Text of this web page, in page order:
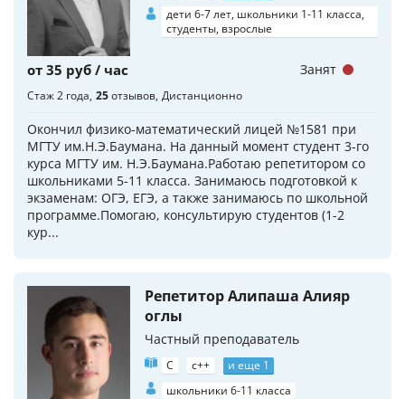
дети 6-7 лет, школьники 1-11 класса,
студенты, взрослые
от 35 руб / час
Стаж 2 года 25отзывов Дистанционно
Окончил физико-математический лицей №1581 при
МГТУ им.Н.Э.Баумана. На данный момент студент 3-го
курса МГТУ им. Н.Э.Баумана.Работаю репетитором со
школьниками 5-11 класса. Занимаюсь подготовкой к
экзаменам: ОГЭ, ЕГЭ, а также занимаюсь по школьной
программе.Помогаю, консультирую студентов (1-2
кур...
Занят
Репетитор Алипаша Алияр
оглы
Частный преподаватель
C c++
и еще 1
школьники 6-11 класса